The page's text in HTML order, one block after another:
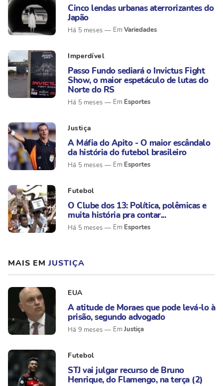
Cinco lendas urbanas aterrorizantes do
Japão
Há 5 meses Variedades
Imperdível
Passo Fundo sediará o Invictus Fight
Show, o maior espetáculo de lutas do
Norte do RS
Há 5 meses Esportes
Justiça
A Máfia do Apito - O maior escândalo
da história do futebol brasileiro
Há 5 meses Esportes
Futebol
O Clube dos 13: Política, polêmicas e
muita história pra contar...
Há 5 meses Esportes
MAIS EM JUSTIÇA
EUA
A atitude de Moraes que pode levá-lo à
prisão, segundo advogado
Há 9 meses Justiça
Futebol
STJ vai julgar recurso de Bruno
Henrique, do Flamengo, na terça (2)